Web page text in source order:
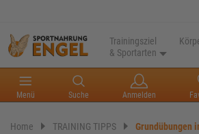
Trainingsziel
& Sportarten
Menü Suche Anmelden
Home TRAINING TIPPS Grundübungen